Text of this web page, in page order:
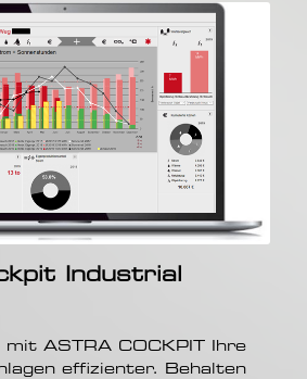
Industrial
mit ASTRA COCKPIT Ihre
effizienter. Behalten